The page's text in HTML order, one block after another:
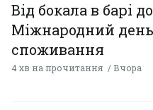
Від бокала в барі
Міжнародний
споживання
4 хв на прочитання Вчора